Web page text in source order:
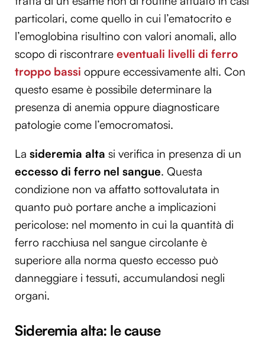
particolari, come quello in cui l’ematocrito e
l’emoglobina risultino con valori anomali, allo
scopo di riscontrare eventuali livelli di ferro
troppo bassi oppure eccessivamente alti. Con
questo esame è possibile determinare la
presenza di anemia oppure diagnosticare
patologie come l’emocromatosi.
La sideremia alta si verifica in presenza di un
eccesso di ferro nel sangue. Questa
condizione non va affatto sottovalutata in
quanto può portare anche a implicazioni
pericolose: nel momento in cui la quantità di
ferro racchiusa nel sangue circolante è
superiore alla norma questo eccesso può
danneggiare i tessuti, accumulandosi negli
organi.
Sideremia alta: le cause